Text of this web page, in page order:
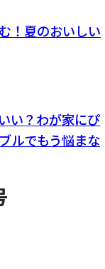
！夏のおいしい
い？わが家にぴ
ルでもう悩まな